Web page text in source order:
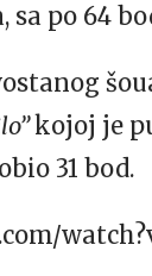
sa po 64
kojoj je
31 bod.